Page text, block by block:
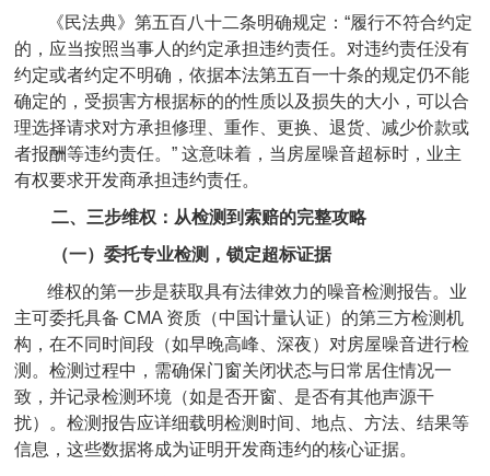
《民法典》第五百八十二条明确规定：“履行不符合约定
的，应当按照当事人的约定承担违约责任。对违约责任没有
约定或者约定不明确，依据本法第五百一十条的规定仍不能
确定的，受损害方根据标的的性质以及损失的大小，可以合
理选择请求对方承担修理、重作、更换、退货、减少价款或
者报酬等违约责任。” 这意味着，当房屋噪音超标时，业主
有权要求开发商承担违约责任。
二、三步维权：从检测到索赔的完整攻略
（一）委托专业检测，锁定超标证据
维权的第一步是获取具有法律效力的噪音检测报告。业
主可委托具备 CMA 资质（中国计量认证）的第三方检测机
构，在不同时间段（如早晚高峰、深夜）对房屋噪音进行检
测。检测过程中，需确保门窗关闭状态与日常居住情况一
致，并记录检测环境（如是否开窗、是否有其他声源干
扰）。检测报告应详细载明检测时间、地点、方法、结果等
信息，这些数据将成为证明开发商违约的核心证据。